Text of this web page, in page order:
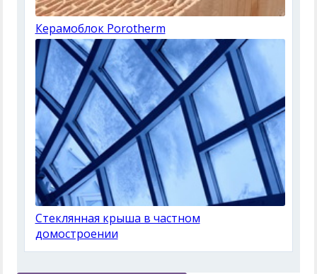
Керамоблок Porotherm
Стеклянная крыша в частном
домостроении